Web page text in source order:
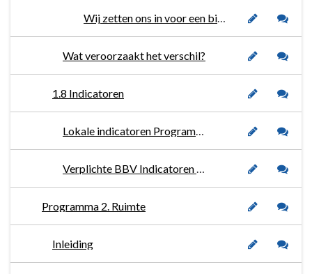
Wij zetten ons in voor een bibliotheek op school op maat.
Wat veroorzaakt het verschil?
1.8 Indicatoren
Lokale indicatoren Programma 1. Sociaal Domein
Verplichte BBV Indicatoren Programma 1
Programma 2. Ruimte
Inleiding